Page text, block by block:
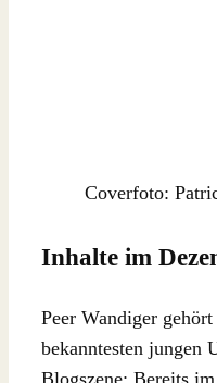
Coverfoto:
Inhalte im
Peer Wandiger
bekanntesten jungen